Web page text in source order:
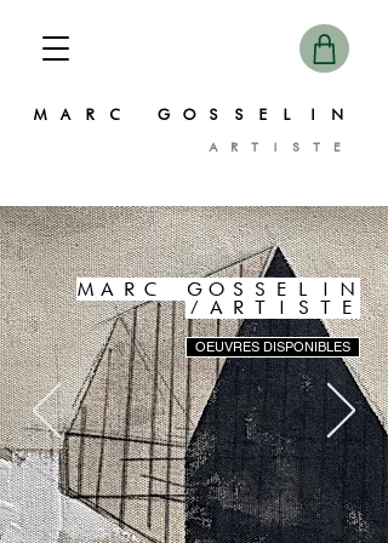
MARC GOSSELIN
ARTISTE
MARC GOSSELIN
/ARTISTE
OEUVRES DISPONIBLES